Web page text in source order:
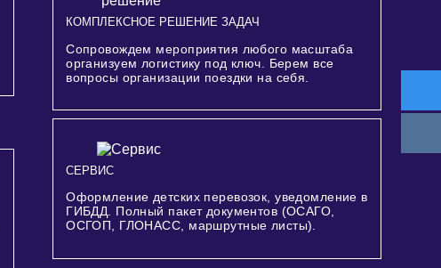
КОМПЛЕКСНОЕ РЕШЕНИЕ ЗАДАЧ
Сопровождем мероприятия любого масштаба
организуем логистику под ключ. Берем все
вопросы организации поездки на себя.
СЕРВИС
Оформление детских перевозок, уведомление в
ГИБДД. Полный пакет документов (ОСАГО,
ОСГОП, ГЛОНАСС, маршрутные листы).